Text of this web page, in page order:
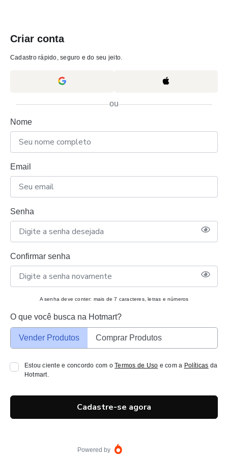
Criar conta
Cadastro rápido, seguro e do seu jeito.
ou
Nome
Email
Senha
Confirmar senha
A senha deve conter: mais de 7 caracteres, letras e números
O que você busca na Hotmart?
Vender Produtos Comprar Produtos
Estou ciente e concordo com oTermos de Uso e com a Políticas da
Hotmart.
Cadastre-se agora
Powered by